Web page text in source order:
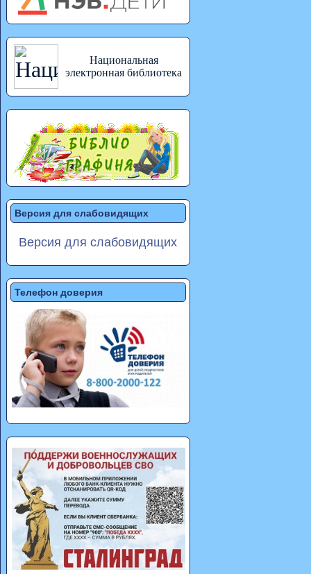
Национальная
электронная библиотека
Версия для слабовидящих
Версия для слабовидящих
Телефон доверия